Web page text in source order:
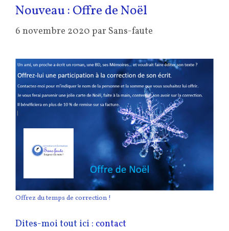
Nouveau : Offre de Noël
6 novembre 2020 par Sans-faute
Offrez du temps de correction !
Dites-moi tout ici : contact